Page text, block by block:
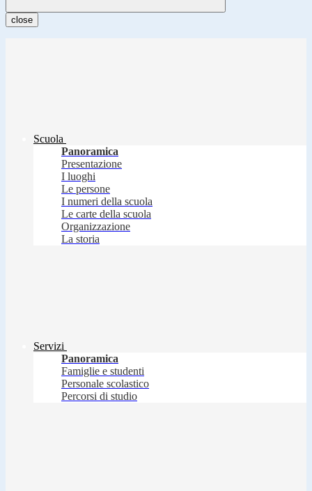
close
Scuola
Panoramica
Presentazione
I luoghi
Le persone
I numeri della scuola
Le carte della scuola
Organizzazione
La storia
Servizi
Panoramica
Famiglie e studenti
Personale scolastico
Percorsi di studio